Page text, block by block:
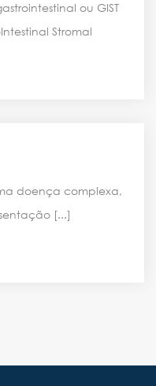
ou GIST
Stromal
doença complexa,
[...]